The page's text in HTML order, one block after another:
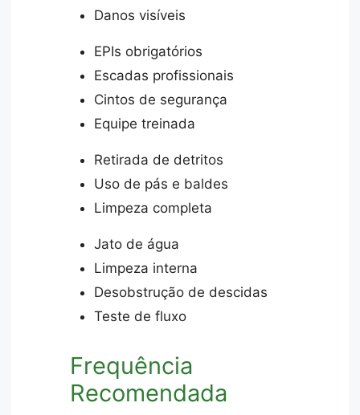
Danos visíveis
EPIs obrigatórios
Escadas profissionais
Cintos de segurança
Equipe treinada
Retirada de detritos
Uso de pás e baldes
Limpeza completa
Jato de água
Limpeza interna
Desobstrução de descidas
Teste de fluxo
Frequência
Recomendada